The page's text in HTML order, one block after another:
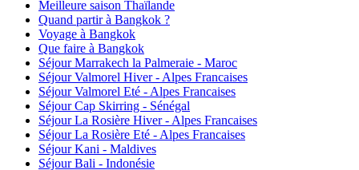
Meilleure saison Thaïlande
Quand partir à Bangkok ?
Voyage à Bangkok
Que faire à Bangkok
Séjour Marrakech la Palmeraie - Maroc
Séjour Valmorel Hiver - Alpes Francaises
Séjour Valmorel Eté - Alpes Francaises
Séjour Cap Skirring - Sénégal
Séjour La Rosière Hiver - Alpes Francaises
Séjour La Rosière Eté - Alpes Francaises
Séjour Kani - Maldives
Séjour Bali - Indonésie